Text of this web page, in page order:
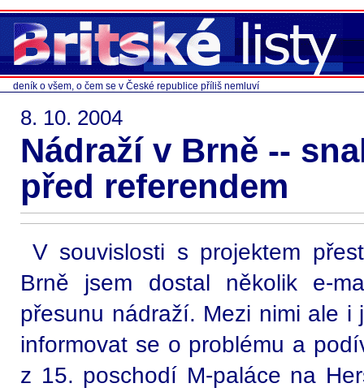
deník o všem, o čem se v České republice příliš nemluví
8. 10. 2004
Nádraží v Brně --
před referendem
V souvislosti s projektem
Brně jsem dostal několik e-
přesunu nádraží. Mezi nimi ale i
informovat se o problému a
z 15. poschodí M-paláce na